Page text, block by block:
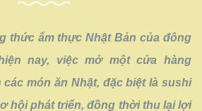
thức ẩm thực Nhật Bản của đông
nay, việc mở một cửa hàng
món ăn Nhật, đặc biệt là sushi
hội phát triển, đồng thời thu lại lợi